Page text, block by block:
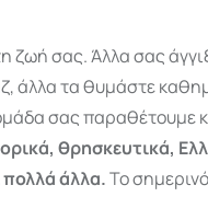
ζωή σας. Άλλα σας
άλλα τα θυμάστε
σας παραθέτουμε
θρησκευτικά,
πολλά άλλα.Το